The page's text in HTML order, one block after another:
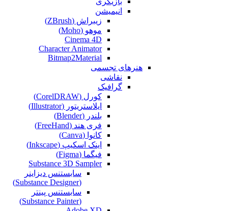
انیمیشن
زیبراش (ZBrush)
موهو (Moho)
Cinema 4D
Character Animator
Bitmap2Material
هنرهای تجسمی
نقاشی‌
گرافیک
کورل (CorelDRAW)
ایلاستریتور (Illustrator)
بلندر (Blender)
فری هند (FreeHand)
کانوا (Canva)
اینک اسکیپ (Inkscape)
فیگما (Figma‎)
Substance 3D Sampler
سابستنس دیزاینر
(Substance Designer)
سابستنس پینتر
(Substance Painter)